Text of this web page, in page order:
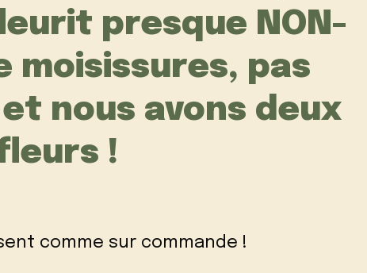
presque NON-
moisissures, pas
nous avons deux
!
comme sur commande !